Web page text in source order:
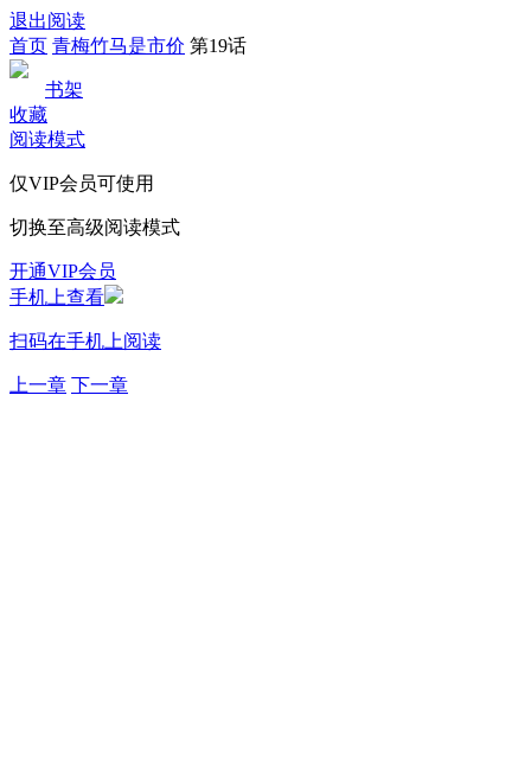
退出阅读
首页 青梅竹马是市价 第19话
书架
收藏
阅读模式
仅VIP会员可使用
切换至高级阅读模式
开通VIP会员
手机上查看
扫码在手机上阅读
上一章 下一章